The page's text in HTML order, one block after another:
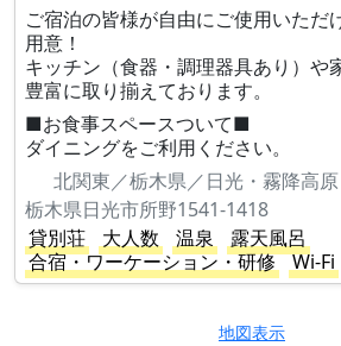
ご宿泊の皆様が自由にご使用いただ
用意！
キッチン（食器・調理器具あり）や
豊富に取り揃えております。
■お食事スペースついて■
ダイニングをご利用ください。
北関東／栃木県／日光・霧降高原
栃木県日光市所野1541-1418
貸別荘
大人数 温泉
露天風呂
合宿・ワーケーション・研修
Wi-Fi
地図表示